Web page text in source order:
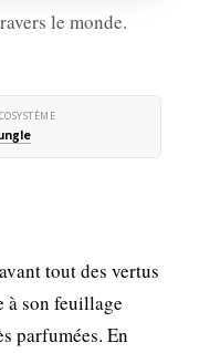
le monde.
tout des vertus
à son feuillage
parfumées. En